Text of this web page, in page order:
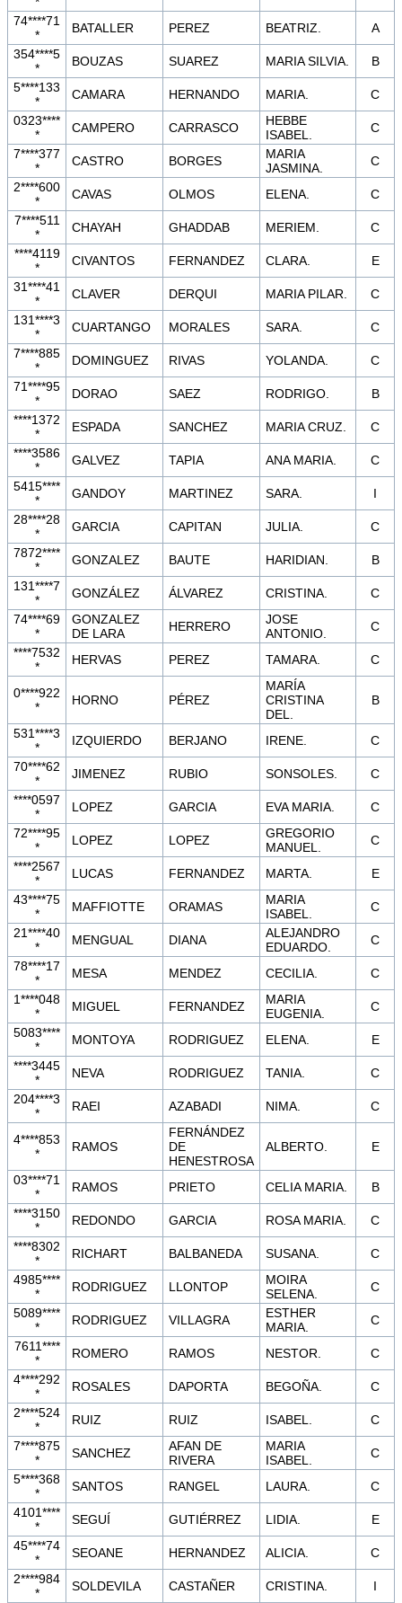
74****71
*
BATALLER PEREZ BEATRIZ.
A
354****5
*
BOUZAS SUAREZ MARIA SILVIA.
B
5****133
*
CAMARA HERNANDO MARIA.
C
0323****
*
CAMPERO CARRASCO
HEBBE
ISABEL.
C
7****377
*
CASTRO BORGES
MARIA
JASMINA.
C
2****600
*
CAVAS OLMOS ELENA.
C
7****511
*
CHAYAH GHADDAB MERIEM.
C
****4119
*
CIVANTOS FERNANDEZ CLARA.
E
31****41
*
CLAVER DERQUI MARIA PILAR.
C
131****3
*
CUARTANGO MORALES SARA.
C
7****885
*
DOMINGUEZ RIVAS YOLANDA.
C
71****95
*
DORAO SAEZ RODRIGO.
B
****1372
*
ESPADA SANCHEZ MARIA CRUZ.
C
****3586
*
GALVEZ TAPIA ANA MARIA.
C
5415****
*
GANDOY MARTINEZ SARA.
I
28****28
*
GARCIA CAPITAN JULIA.
C
7872****
*
GONZALEZ BAUTE HARIDIAN.
B
131****7
*
GONZÁLEZ ÁLVAREZ CRISTINA.
C
74****69
*
GONZALEZ
DE LARA
HERRERO
JOSE
ANTONIO.
C
****7532
*
HERVAS PEREZ TAMARA. C
0****922
*
HORNO PÉREZ
MARÍA
CRISTINA
DEL.
B
531****3
*
IZQUIERDO BERJANO IRENE.
C
70****62
*
JIMENEZ RUBIO SONSOLES.
C
****0597
*
LOPEZ GARCIA EVA MARIA.
C
72****95
*
LOPEZ LOPEZ
GREGORIO
MANUEL.
C
****2567
*
LUCAS FERNANDEZ MARTA.
E
43****75
*
MAFFIOTTE ORAMAS
MARIA
ISABEL.
C
21****40
*
MENGUAL DIANA
ALEJANDRO
EDUARDO.
C
78****17
*
MESA MENDEZ CECILIA.
C
1****048
*
MIGUEL FERNANDEZ
MARIA
EUGENIA.
C
5083****
*
MONTOYA RODRIGUEZ ELENA.
E
****3445
*
NEVA RODRIGUEZ TANIA.
C
204****3
*
RAEI AZABADI NIMA. C
4****853
*
RAMOS
FERNÁNDEZ
DE
HENESTROSA
ALBERTO. E
03****71
*
RAMOS PRIETO CELIA MARIA.
B
****3150
*
REDONDO GARCIA ROSA MARIA.
C
****8302
*
RICHART BALBANEDA SUSANA.
C
4985****
*
RODRIGUEZ LLONTOP
MOIRA
SELENA.
C
5089****
*
RODRIGUEZ VILLAGRA
ESTHER
MARIA.
C
7611****
*
ROMERO RAMOS NESTOR.
C
4****292
*
ROSALES DAPORTA BEGOÑA.
C
2****524
*
RUIZ RUIZ ISABEL.
C
7****875
*
SANCHEZ
AFAN DE
RIVERA
MARIA
ISABEL.
C
5****368
*
SANTOS RANGEL LAURA.
C
4101****
*
SEGUÍ GUTIÉRREZ LIDIA.
E
45****74
*
SEOANE HERNANDEZ ALICIA.
C
2****984
*
SOLDEVILA CASTAÑER CRISTINA.
I